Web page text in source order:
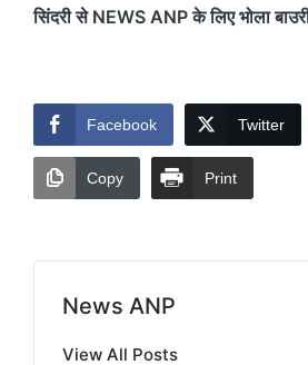
सिंदरी से NEWS ANP के लिए भोला बाउरी
Facebook Twitter
Copy Print
News ANP
View All Posts